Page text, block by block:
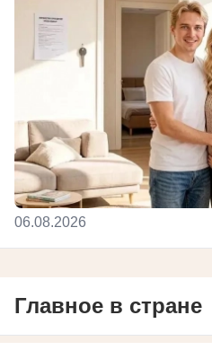
06.08.2026
Главное в стране